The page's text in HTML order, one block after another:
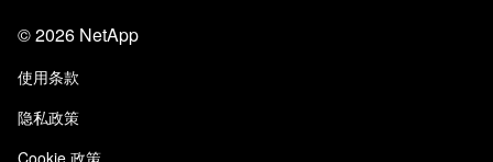
信任中心
责任与可持续性
质量认证
博客
客户体验
客户成功案例
站点反馈
无障碍使用
电子邮件订阅
©2026 NetApp
使用条款
隐私政策
Cookie 政策